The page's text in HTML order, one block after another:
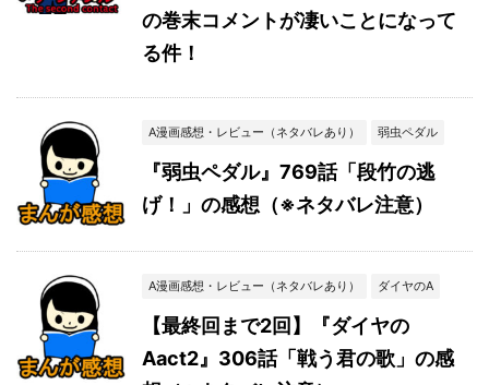
の巻末コメントが凄いことになって
る件！
A漫画感想・レビュー（ネタバレあり） 弱虫ペダル
『弱虫ペダル』769話「段竹の逃
げ！」の感想（※ネタバレ注意）
A漫画感想・レビュー（ネタバレあり） ダイヤのA
【最終回まで2回】『ダイヤの
Aact2』306話「戦う君の歌」の感